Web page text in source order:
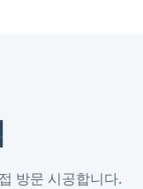
방문 시공합니다.